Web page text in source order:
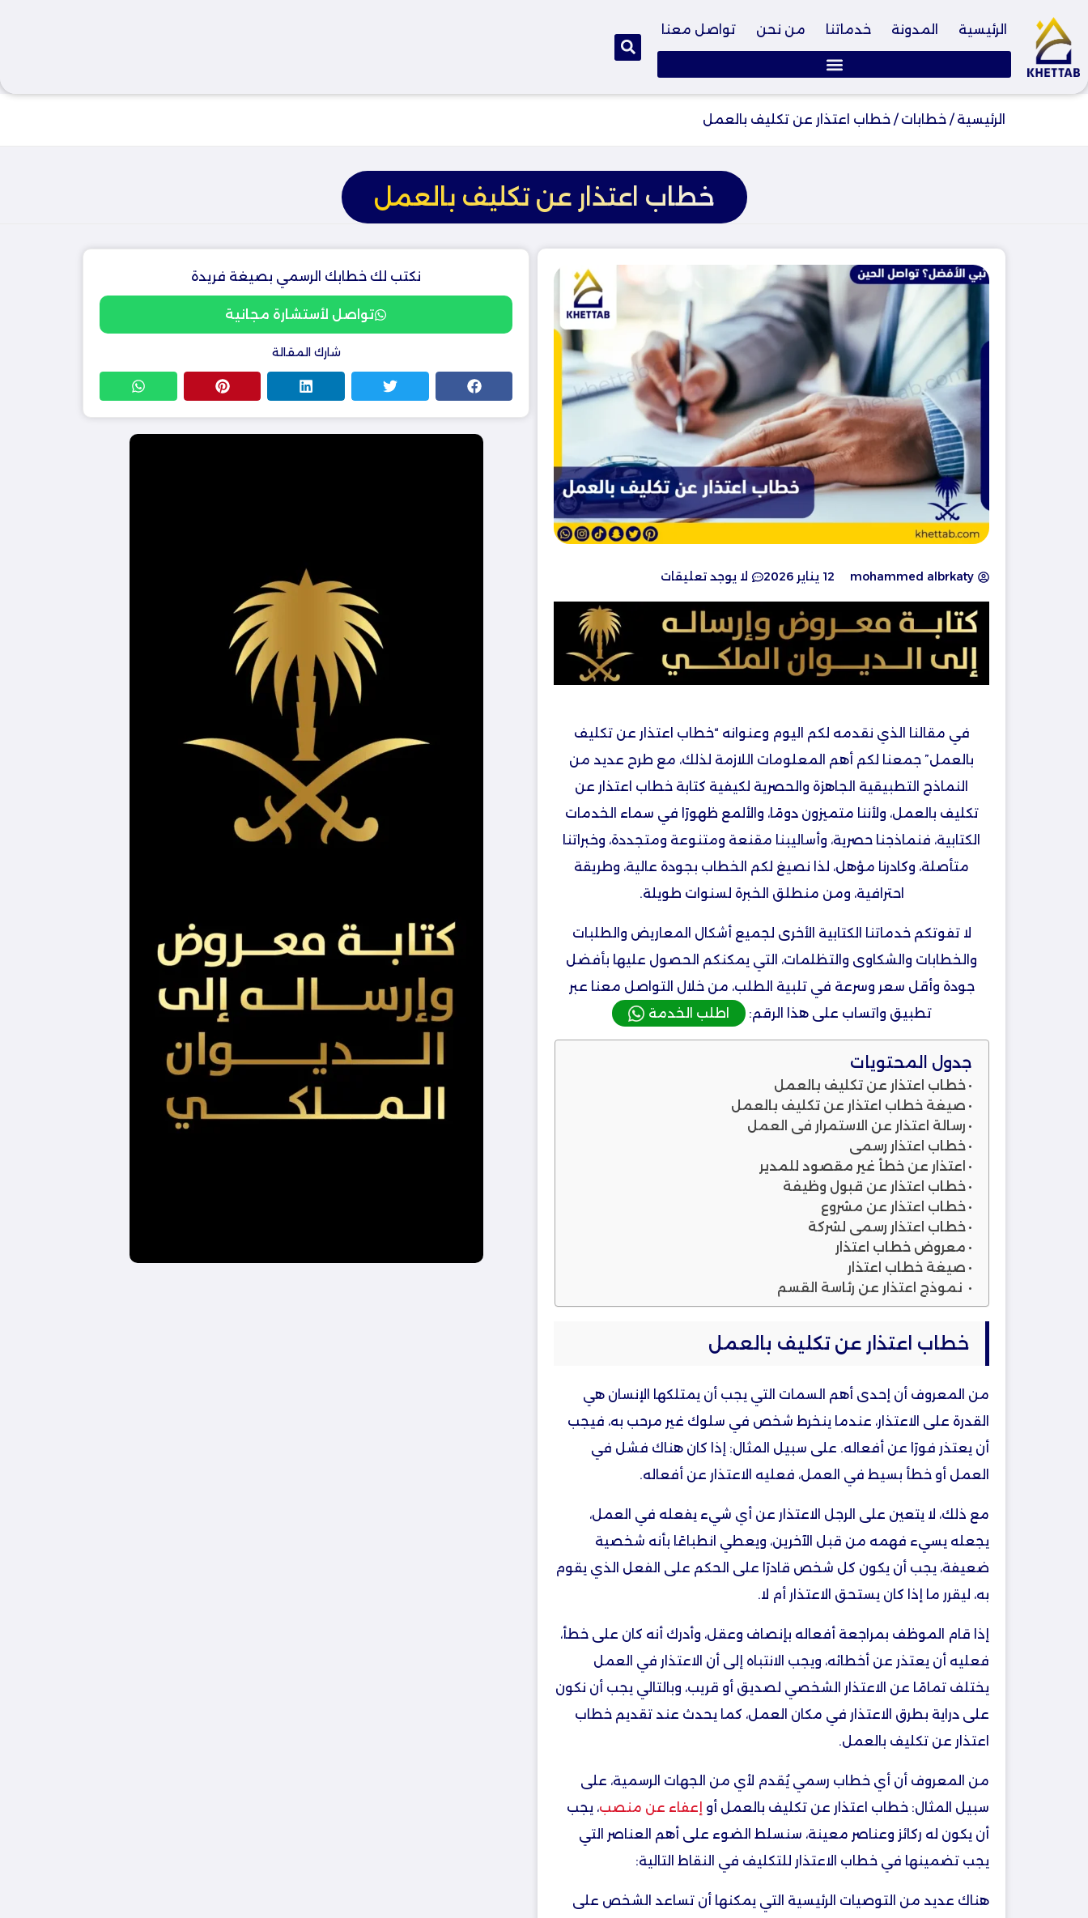
الرئيسية المدونة خدماتنا من نحن تواصل معنا
الرئيسية / خطابات / خطاب اعتذار عن تكليف بالعمل
خطاب اعتذار عن تكليف بالعمل
mohammed albrkaty 12 يناير 2026 لا يوجد تعليقات
في مقالنا الذي نقدمه لكم اليوم وعنوانه “خطاب اعتذار عن تكليف
بالعمل” جمعنا لكم أهم المعلومات اللازمة لذلك، مع طرح عديد من
النماذج التطبيقية الجاهزة والحصرية لكيفية كتابة خطاب اعتذار عن
تكليف بالعمل، ولأننا متميزون دومًا، والألمع ظهورًا في سماء الخدمات
الكتابية، فنماذجنا حصرية، وأساليبنا مقنعة ومتنوعة ومتجددة، وخبراتنا
متأصلة، وكادرنا مؤهل، لذا نصيغ لكم الخطاب بجودة عالية، وطريقة
احترافية، ومن منطلق الخبرة لسنوات طويلة.
لا تفوتكم خدماتنا الكتابية الأخرى لجميع أشكال المعاريض والطلبات
والخطابات والشكاوى والتظلمات، التي يمكنكم الحصول عليها بأفضل
جودة وأقل سعر وسرعة في تلبية الطلب، من خلال التواصل معنا عبر
تطبيق واتساب على هذا الرقم:
اطلب الخدمة
جدول المحتويات
خطاب اعتذار عن تكليف بالعمل
صيغة خطاب اعتذار عن تكليف بالعمل
رسالة اعتذار عن الاستمرار في العمل
خطاب اعتذار رسمي
اعتذار عن خطأ غير مقصود للمدير
خطاب اعتذار عن قبول وظيفة
خطاب اعتذار عن مشروع
خطاب اعتذار رسمي لشركة
معروض خطاب اعتذار
صيغة خطاب اعتذار
نموذج اعتذار عن رئاسة القسم
خطاب اعتذار عن تكليف بالعمل
من المعروف أن إحدى أهم السمات التي يجب أن يمتلكها الإنسان هي
القدرة على الاعتذار، عندما ينخرط شخص في سلوك غير مرحب به، فيجب
أن يعتذر فورًا عن أفعاله. على سبيل المثال: إذا كان هناك فشل في
العمل أو خطأ بسيط في العمل، فعليه الاعتذار عن أفعاله.
مع ذلك، لا يتعين على الرجل الاعتذار عن أي شيء يفعله في العمل،
يجعله يسيء فهمه من قبل الآخرين، ويعطي انطباعًا بأنه شخصية
ضعيفة، يجب أن يكون كل شخص قادرًا على الحكم على الفعل الذي يقوم
به، ليقرر ما إذا كان يستحق الاعتذار أم لا.
إذا قام الموظف بمراجعة أفعاله بإنصاف وعقل، وأدرك أنه كان على خطأ،
فعليه أن يعتذر عن أخطائه، ويجب الانتباه إلى أن الاعتذار في العمل
يختلف تمامًا عن الاعتذار الشخصي لصديق أو قريب، وبالتالي يجب أن نكون
على دراية بطرق الاعتذار في مكان العمل، كما يحدث عند تقديم خطاب
اعتذار عن تكليف بالعمل.
من المعروف أن أي خطاب رسمي يُقدم لأي من الجهات الرسمية، على
سبيل المثال: خطاب اعتذار عن تكليف بالعمل أو إعفاء عن منصب، يجب
أن يكون له ركائز وعناصر معينة، سنسلط الضوء على أهم العناصر التي
يجب تضمينها في خطاب الاعتذار للتكليف في النقاط التالية:
هناك عديد من التوصيات الرئيسية التي يمكنها أن تساعد الشخص على
نكتب لك خطابك الرسمي بصيغة فريدة
تواصل لأستشارة مجانية
شارك المقالة